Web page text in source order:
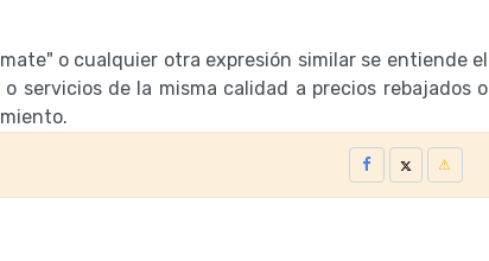
o cualquier otra expresión similar se entiende el
o servicios de la misma calidad a precios rebajados o